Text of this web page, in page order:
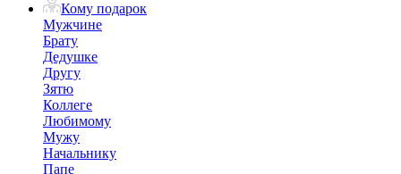
Кому подарок
Мужчине
Брату
Дедушке
Другу
Зятю
Коллеге
Любимому
Мужу
Начальнику
Папе